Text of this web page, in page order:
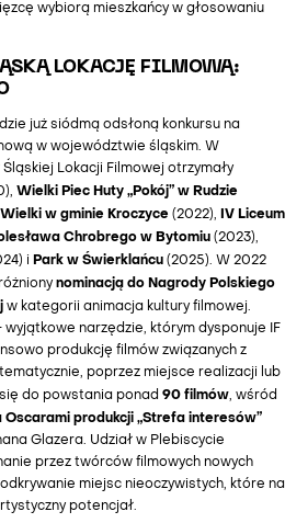
wybiorą mieszkańcy w głosowaniu
LOKACJĘ FILMOWĄ:
już siódmą odsłoną konkursu na
w województwie śląskim. W
Lokacji Filmowej otrzymały
Wielki Piec Huty „Pokój” w Rudzie
w gminie Kroczyce (2022),
IV Liceum
Chrobrego w Bytomiu (2023),
i Park w Świerklańcu (2025). W 2022
nominacją do Nagrody Polskiego
w kategorii animacja kultury filmowej.
wyjątkowe narzędzie, którym dysponuje IF
produkcję filmów związanych z
poprzez miejsce realizacji lub
do powstania ponad 90 filmów, wśród
produkcji „Strefa interesów”
Glazera. Udział w Plebiscycie
przez twórców filmowych nowych
miejsc nieoczywistych, które na
potencjał.